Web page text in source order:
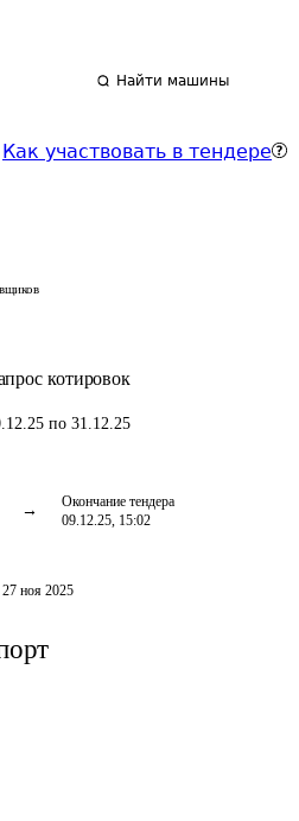
Найти машины
Как участвовать в тендере
котировок
по 31.12.25
Окончание тендера
09.12.25, 15:02
27 ноя 2025